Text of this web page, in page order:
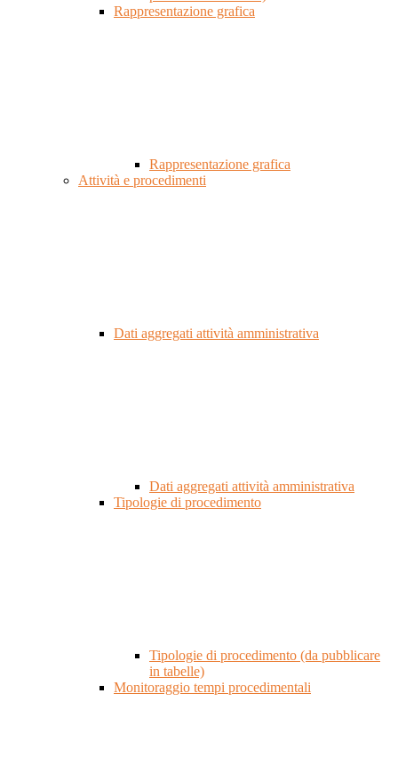
Rappresentazione grafica
Rappresentazione grafica
Attività e procedimenti
Dati aggregati attività amministrativa
Dati aggregati attività amministrativa
Tipologie di procedimento
Tipologie di procedimento (da pubblicare
in tabelle)
Monitoraggio tempi procedimentali